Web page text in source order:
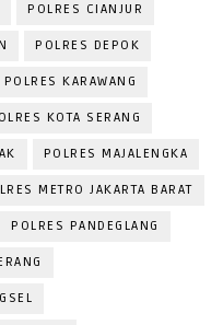
POLRES CIANJUR
POLRES DEPOK
POLRES KARAWANG
KOTA SERANG
POLRES MAJALENGKA
METRO JAKARTA BARAT
POLRES PANDEGLANG